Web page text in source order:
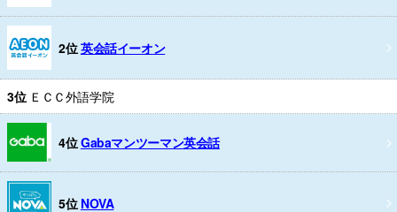
2位英会話イーオン
3位 ＥＣＣ外語学院
4位Gabaマンツーマン英会話
5位 NOVA